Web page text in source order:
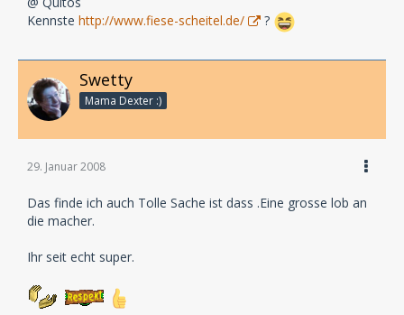
Kennste http://www.fiese-scheitel.de/ ?
Swetty
Mama Dexter :)
29. Januar 2008
Das finde ich auch Tolle Sache ist dass .Eine grosse lob an
die macher.
Ihr seit echt super.